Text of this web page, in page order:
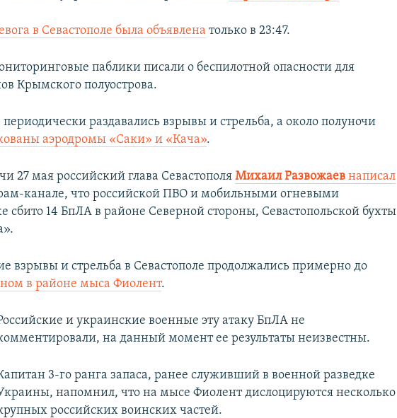
в Севастополе была объявлена только в 23:47.
паблики писали о беспилотной опасности для
Крымского полуострова.
периодически раздавались взрывы и стрельба, а около полуночи
аэродромы «Саки» и «Кача».
27 мая российский глава СевастополяМихаил Развожаевнаписал
канале, что российской ПВО и мобильными огневыми
сбито 14 БпЛА в районе Северной стороны, Севастопольской бухты
взрывы и стрельба в Севастополе продолжались примерно до
в районе мыса Фиолент.
и украинские военные эту атаку БпЛА не
на данный момент ее результаты неизвестны.
3-го ранга запаса, ранее служивший в военной разведке
напомнил, что на мысе Фиолент дислоцируются несколько
российских воинских частей.